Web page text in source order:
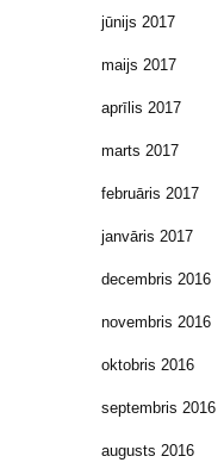
jūnijs 2017
maijs 2017
aprīlis 2017
marts 2017
februāris 2017
janvāris 2017
decembris 2016
novembris 2016
oktobris 2016
septembris 2016
augusts 2016